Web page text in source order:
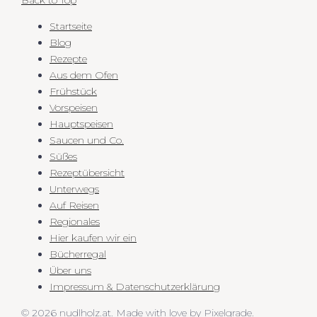
Startseite
Blog
Rezepte
Aus dem Ofen
Frühstück
Vorspeisen
Hauptspeisen
Saucen und Co.
Süßes
Rezeptübersicht
Unterwegs
Auf Reisen
Regionales
Hier kaufen wir ein
Bücherregal
Über uns
Impressum & Datenschutzerklärung
© 2026 nudlholz.at. Made with love by Pixelgrade.